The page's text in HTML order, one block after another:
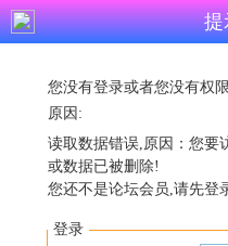
提
您没有登录或者您没有权
原因:
读取数据错误,原因：您要
或数据已被删除!
您还不是论坛会员,请先登
登录